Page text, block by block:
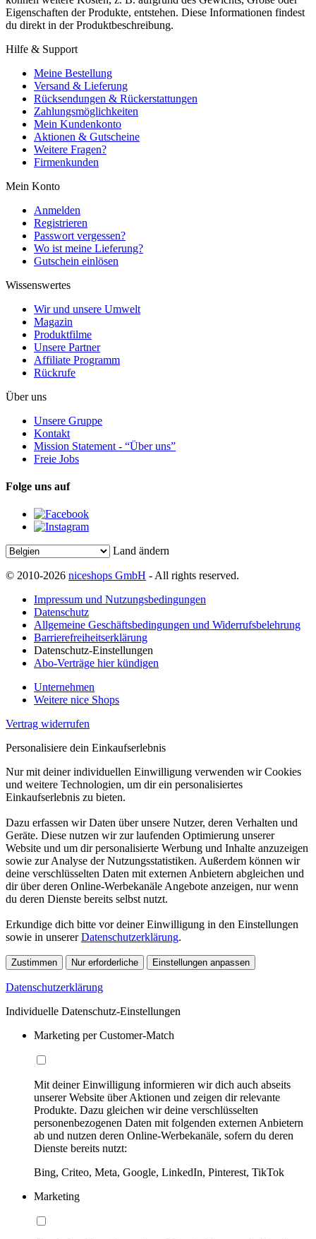
Eigenschaften der Produkte, entstehen. Diese Informationen findest
du direkt in der Produktbeschreibung.
Hilfe & Support
Meine Bestellung
Versand & Lieferung
Rücksendungen & Rückerstattungen
Zahlungsmöglichkeiten
Mein Kundenkonto
Aktionen & Gutscheine
Weitere Fragen?
Firmenkunden
Mein Konto
Anmelden
Registrieren
Passwort vergessen?
Wo ist meine Lieferung?
Gutschein einlösen
Wissenswertes
Wir und unsere Umwelt
Magazin
Produktfilme
Unsere Partner
Affiliate Programm
Rückrufe
Über uns
Unsere Gruppe
Kontakt
Mission Statement - “Über uns”
Freie Jobs
Folge uns auf
Land ändern
© 2010-2026 niceshops GmbH - All rights reserved.
Impressum und Nutzungsbedingungen
Datenschutz
Allgemeine Geschäftsbedingungen und Widerrufsbelehrung
Barrierefreiheitserklärung
Datenschutz-Einstellungen
Abo-Verträge hier kündigen
Unternehmen
Weitere nice Shops
Vertrag widerrufen
Personalisiere dein Einkaufserlebnis
Nur mit deiner individuellen Einwilligung verwenden wir Cookies
und weitere Technologien, um dir ein personalisiertes
Einkaufserlebnis zu bieten.
Dazu erfassen wir Daten über unsere Nutzer, deren Verhalten und
Geräte. Diese nutzen wir zur laufenden Optimierung unserer
Website und um dir personalisierte Werbung und Inhalte anzuzeigen
sowie zur Analyse der Nutzungsstatistiken. Außerdem können wir
deine verschlüsselten Daten mit externen Anbietern abgleichen und
dir über deren Online-Werbekanäle Angebote anzeigen, nur wenn
du deren Dienste bereits selbst nutzt.
Erkundige dich bitte vor deiner Einwilligung in den Einstellungen
sowie in unsererDatenschutzerklärung.
Zustimmen Nur erforderliche Einstellungen anpassen
Datenschutzerklärung
Individuelle Datenschutz-Einstellungen
Marketing per Customer-Match
Mit deiner Einwilligung informieren wir dich auch abseits
unserer Website über Aktionen und zeigen dir relevante
Produkte. Dazu gleichen wir deine verschlüsselten
personenbezogenen Daten mit folgenden externen Anbietern
ab und nutzen deren Online-Werbekanäle, sofern du deren
Dienste bereits nutzt:
Bing, Criteo, Meta, Google, LinkedIn, Pinterest, TikTok
Marketing